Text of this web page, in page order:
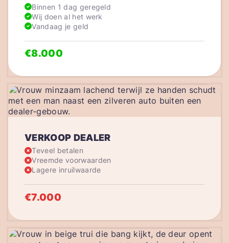
VERKOOP DEALER
Teveel betalen
Vreemde voorwaarden
Lagere inruilwaarde
€7.000
Binnen 1 dag geregeld
Wij doen al het werk
Vandaag je geld
€8.000